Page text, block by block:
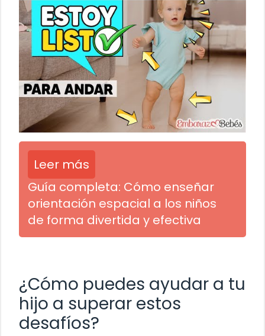
Leer más
Guía completa: Cómo enseñar
orientación espacial a los niños
de forma divertida y efectiva
¿Cómo puedes ayudar a tu
hijo a superar estos
desafíos?